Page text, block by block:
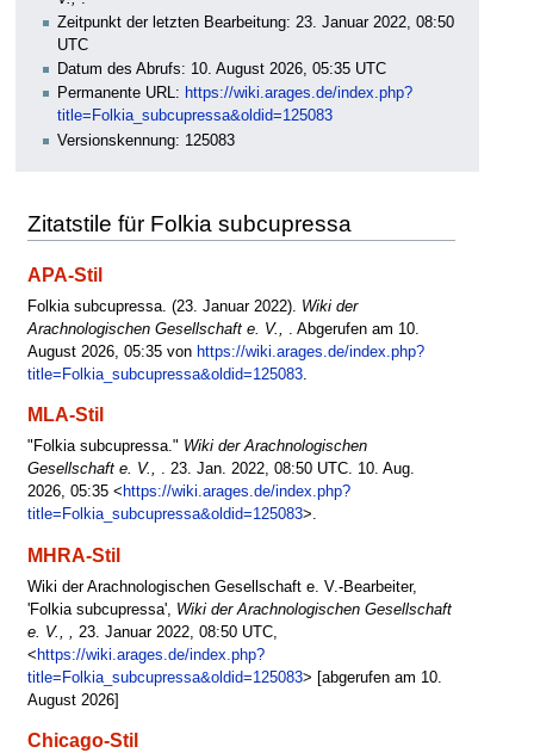
Zeitpunkt der letzten Bearbeitung: 23. Januar 2022, 08:50
UTC
Datum des Abrufs: 10. August 2026, 05:35 UTC
Permanente URL: https://wiki.arages.de/index.php?
title=Folkia_subcupressa&oldid=125083
Versionskennung: 125083
Zitatstile für Folkia subcupressa
APA-Stil
Folkia subcupressa. (23. Januar 2022). Wiki der
Arachnologischen Gesellschaft e. V., . Abgerufen am 10.
August 2026, 05:35 von https://wiki.arages.de/index.php?
title=Folkia_subcupressa&oldid=125083.
MLA-Stil
"Folkia subcupressa." Wiki der Arachnologischen
Gesellschaft e. V., . 23. Jan. 2022, 08:50 UTC. 10. Aug.
2026, 05:35 < https://wiki.arages.de/index.php?
title=Folkia_subcupressa&oldid=125083>.
MHRA-Stil
Wiki der Arachnologischen Gesellschaft e. V.-Bearbeiter,
'Folkia subcupressa', Wiki der Arachnologischen Gesellschaft
e. V., ,
23. Januar 2022, 08:50 UTC,
< https://wiki.arages.de/index.php?
title=Folkia_subcupressa&oldid=125083> [abgerufen am 10.
August 2026]
Chicago-Stil